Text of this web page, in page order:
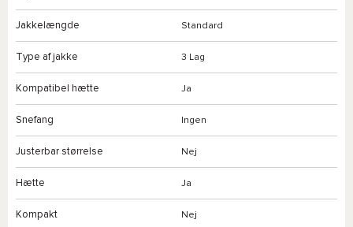
Jakkelængde Standard
Type af jakke 3 Lag
Kompatibel hætte Ja
Snefang Ingen
Justerbar størrelse Nej
Hætte Ja
Kompakt Nej